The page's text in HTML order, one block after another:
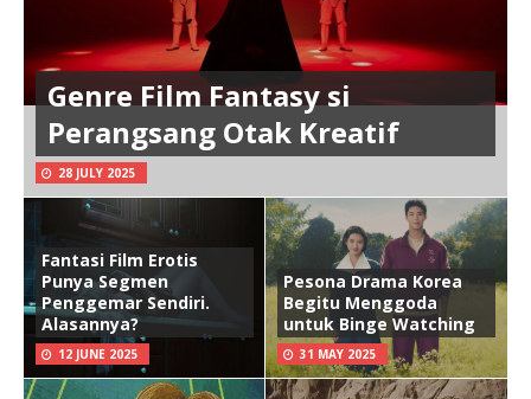
Genre Film Fantasy si
Perangsang Otak Kreatif
28 JULY 2025
Fantasi Film Erotis
Punya Segmen
Penggemar Sendiri.
Alasannya?
12 JUNE 2025
Pesona Drama Korea
Begitu Menggoda
untuk Binge Watching
31 MAY 2025